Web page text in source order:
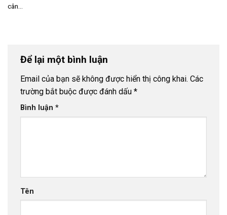
cân...
Để lại một bình luận
Email của bạn sẽ không được hiển thị công khai. Các
trường bắt buộc được đánh dấu *
Bình luận *
Tên